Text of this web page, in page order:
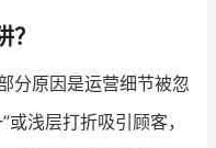
分原因是运营细节被忽
浅层打折吸引顾客，